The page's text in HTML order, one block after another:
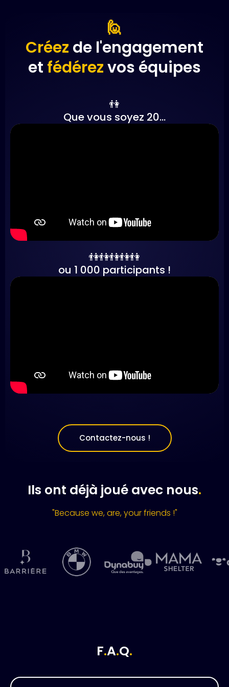
🙋
Créez de l'engagement
et fédérezvos équipes
👫
Que vous soyez 20...
👫👫👫👫👫
ou 1 000 participants !
Contactez-nous !
Ils ont déjà joué avec nous.
"Because we, are, your friends !"
F.A.Q.